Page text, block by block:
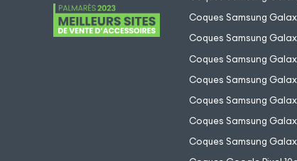
Coques Samsung
Coques Samsung
Coques Samsung
Coques Samsung
Coques Samsung
Coques Samsung
Coques Samsung